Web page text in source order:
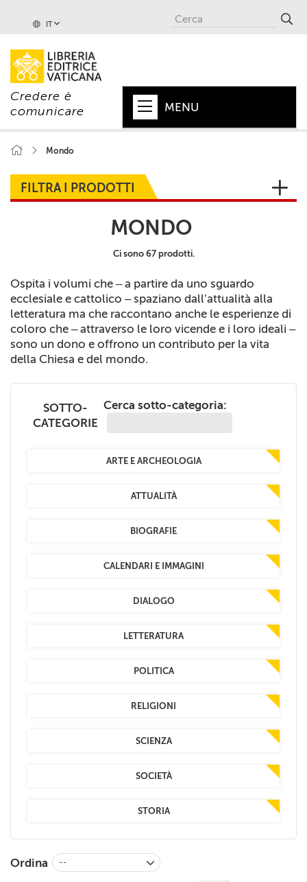
IT
Credere è
comunicare
MENU
PAPA
+
VATICANO
CHIESA
MONDO
COLLANE
+
RIVISTE
CEI
Mondo
FILTRA I PRODOTTI
MONDO
Ci sono 67 prodotti.
Ospita i volumi che – a partire da uno sguardo
ecclesiale e cattolico – spaziano dall’attualità alla
letteratura ma che raccontano anche le esperienze di
coloro che – attraverso le loro vicende e i loro ideali –
sono un dono e offrono un contributo per la vita
della Chiesa e del mondo.
SOTTO-
CATEGORIE
Cerca sotto-categoria:
ARTE E ARCHEOLOGIA
ATTUALITÀ
BIOGRAFIE
CALENDARI E IMMAGINI
DIALOGO
LETTERATURA
POLITICA
RELIGIONI
SCIENZA
SOCIETÀ
STORIA
Ordina --